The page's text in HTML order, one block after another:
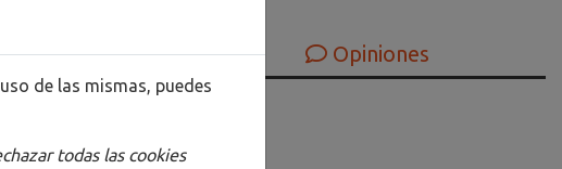
Opiniones
de las mismas, puedes
todas las cookies